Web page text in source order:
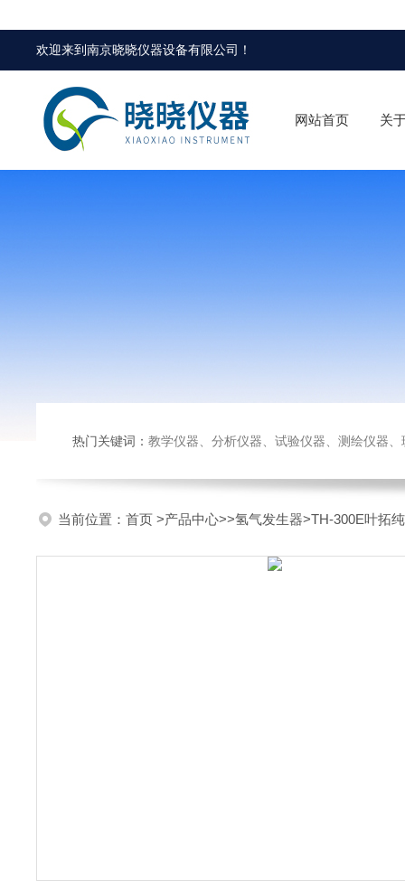
欢迎来到南京晓晓仪器设备有限公司 ！
网站首页 关
热门关键词： 教学仪器、分析仪器、试验仪器、测绘仪器、玻璃仪
当前位置： 首页 >产品中心>>氢气发生器>TH-300E叶拓